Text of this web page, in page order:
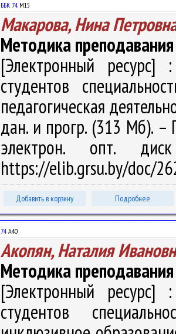
ББК 74.М15
Макарова, Нина
Методика
[Электронный ресурс]
студентов
педагогическая
дан. и прогр. (313 Мб). –
электрон. опт.
https://elib.grsu.by/doc/
Добавить в корзину Подробнее
74 А40
Акопян, Наталия
Методика
[Электронный ресурс]
студентов